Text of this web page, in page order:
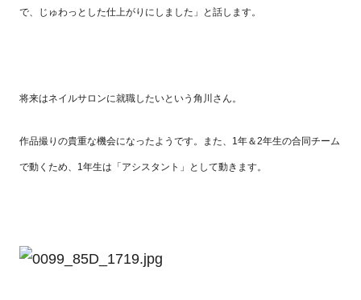
で、じゅわっとした仕上がりにしました」と話します。
将来はネイルサロンに就職したいという角川さん。
作品撮りの貴重な機会になったようです。また、1年＆2年生の合同チーム
で動くため、1年生は「アシスタント」として動きます。